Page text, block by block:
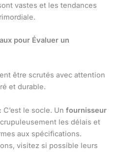
vastes et les tendances
pour Évaluer un
être scrutés avec attention
et durable.
C’est le socle. Un fournisseur
les délais et
aux spécifications.
visitez si possible leurs